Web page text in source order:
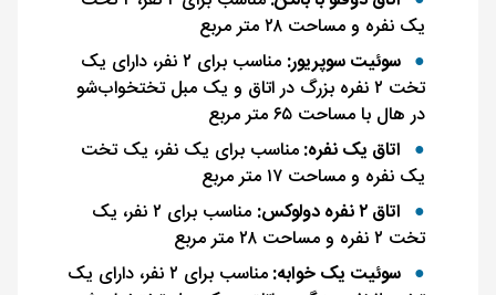
یک نفره و مساحت ۲۸ متر مربع
سوئیت سوپریور:
مناسب برای ۲ نفر، دارای یک
تخت ۲ نفره بزرگ در اتاق و یک مبل تختخواب‌شو
در هال با مساحت ۶۵ متر مربع
اتاق یک نفره:مناسب برای یک نفر، یک تخت
یک نفره و مساحت ۱۷ متر مربع
اتاق ۲ نفره دولوکس:
مناسب برای ۲ نفر، یک
تخت ۲ نفره و مساحت ۲۸ متر مربع
سوئیت یک خوابه:
مناسب برای ۲ نفر، دارای یک